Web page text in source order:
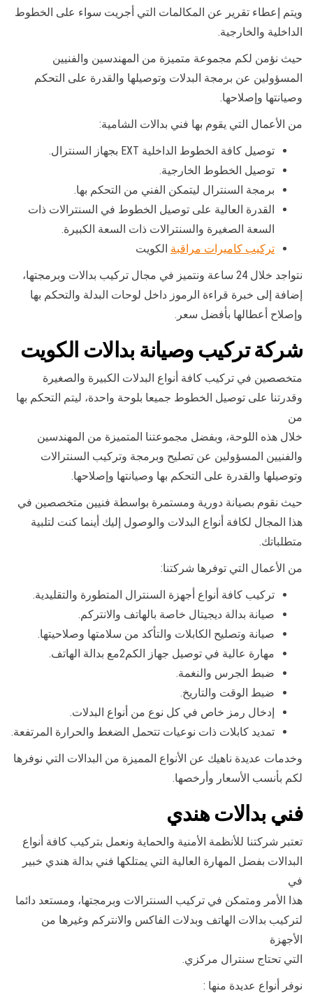
ويتم إعطاء تقرير عن المكالمات التي أجريت سواء على الخطوط
الداخلية والخارجية.
حيث نؤمن لكم مجموعة متميزة من المهندسين والفنيين
المسؤولين عن برمجة البدلات وتوصيلها والقدرة على التحكم
وصيانتها وإصلاحها.
من الأعمال التي يقوم بها فني بدالات الشامية:
توصيل كافة الخطوط الداخلية EXT بجهاز السنترال.
توصيل الخطوط الخارجية.
برمجة السنترال ليتمكن الفني من التحكم بها.
القدرة العالية على توصيل الخطوط في السنترالات ذات
السعة الصغيرة والسنترالات ذات السعة الكبيرة.
تركيب كاميرات مراقبة الكويت
نتواجد خلال 24 ساعة ونتميز في مجال تركيب بدالات وبرمجتها،
إضافة إلى خبرة قراءة الرموز داخل لوحات البدلة والتحكم بها
وإصلاح أعطالها بأفضل سعر.
شركة تركيب وصيانة بدالات الكويت
متخصصين في تركيب كافة أنواع البدلات الكبيرة والصغيرة
وقدرتنا على توصيل الخطوط جميعا بلوحة واحدة، ليتم التحكم بها
من
خلال هذه اللوحة، وبفضل مجموعتنا المتميزة من المهندسين
والفنيين المسؤولين عن تصليح وبرمجة وتركيب السنترالات
وتوصيلها والقدرة على التحكم بها وصيانتها وإصلاحها.
حيث نقوم بصيانة دورية ومستمرة بواسطة فنيين متخصصين في
هذا المجال لكافة أنواع البدلات والوصول إليك أينما كنت لتلبية
متطلباتك.
من الأعمال التي توفرها شركتنا:
تركيب كافة أنواع أجهزة السنترال المتطورة والتقليدية.
صيانة بدالة ديجيتال خاصة بالهاتف والانتركم.
صيانة وتصليح الكابلات والتأكد من سلامتها وصلاحيتها.
مهارة عالية في توصيل جهاز الكم2مع بدالة الهاتف.
ضبط الجرس والنغمة.
ضبط الوقت والتاريخ.
إدخال رمز خاص في كل نوع من أنواع البدلات.
تمديد كابلات ذات نوعيات تتحمل الضغط والحرارة المرتفعة.
وخدمات عديدة ناهيك عن الأنواع المميزة من البدالات التي نوفرها
لكم بأنسب الأسعار وأرخصها.
فني بدالات هندي
تعتبر شركتنا للأنظمة الأمنية والحماية ونعمل بتركيب كافة أنواع
البدالات بفضل المهارة العالية التي يمتلكها فني بدالة هندي خبير
في
هذا الأمر ومتمكن في تركيب السنترالات وبرمجتها، ومستعد دائما
لتركيب بدالات الهاتف وبدلات الفاكس والانتركم وغيرها من
الأجهزة
التي تحتاج سنترال مركزي.
نوفر أنواع عديدة منها :